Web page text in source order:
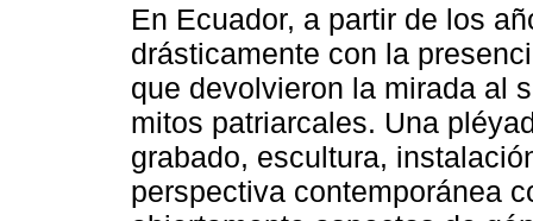
En Ecuador, a partir de los
drásticamente con la
que devolvieron la mirada al
mitos patriarcales. Una
grabado, escultura,
perspectiva contemporánea